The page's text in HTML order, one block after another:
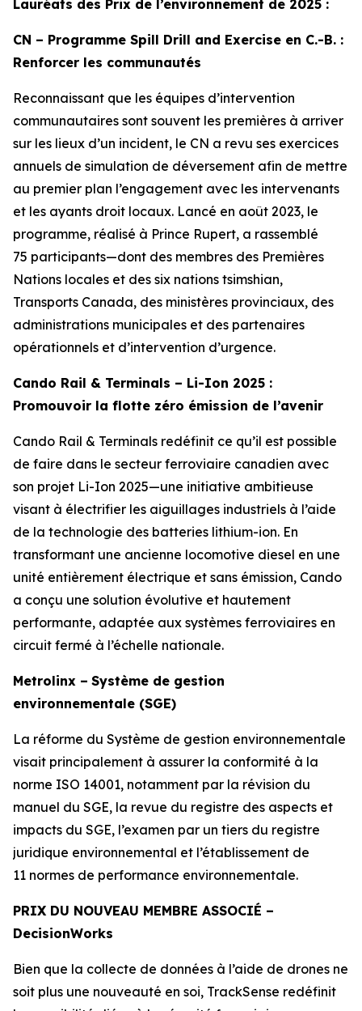
Lauréats des Prix de l’environnement de 2025 :
CN – Programme Spill Drill and Exercise en C.-B. :
Renforcer les communautés
Reconnaissant que les équipes d’intervention
communautaires sont souvent les premières à arriver
sur les lieux d’un incident, le CN a revu ses exercices
annuels de simulation de déversement afin de mettre
au premier plan l’engagement avec les intervenants
et les ayants droit locaux. Lancé en août 2023, le
programme, réalisé à Prince Rupert, a rassemblé
75 participants—dont des membres des Premières
Nations locales et des six nations tsimshian,
Transports Canada, des ministères provinciaux, des
administrations municipales et des partenaires
opérationnels et d’intervention d’urgence.
Cando Rail & Terminals – Li-Ion 2025 :
Promouvoir la flotte zéro émission de l’avenir
Cando Rail & Terminals redéfinit ce qu’il est possible
de faire dans le secteur ferroviaire canadien avec
son projet Li-Ion 2025—une initiative ambitieuse
visant à électrifier les aiguillages industriels à l’aide
de la technologie des batteries lithium-ion. En
transformant une ancienne locomotive diesel en une
unité entièrement électrique et sans émission, Cando
a conçu une solution évolutive et hautement
performante, adaptée aux systèmes ferroviaires en
circuit fermé à l’échelle nationale.
Metrolinx – Système de gestion
environnementale (SGE)
La réforme du Système de gestion environnementale
visait principalement à assurer la conformité à la
norme ISO 14001, notamment par la révision du
manuel du SGE, la revue du registre des aspects et
impacts du SGE, l’examen par un tiers du registre
juridique environnemental et l’établissement de
11 normes de performance environnementale.
PRIX DU NOUVEAU MEMBRE ASSOCIÉ –
DecisionWorks
Bien que la collecte de données à l’aide de drones ne
soit plus une nouveauté en soi, TrackSense redéfinit